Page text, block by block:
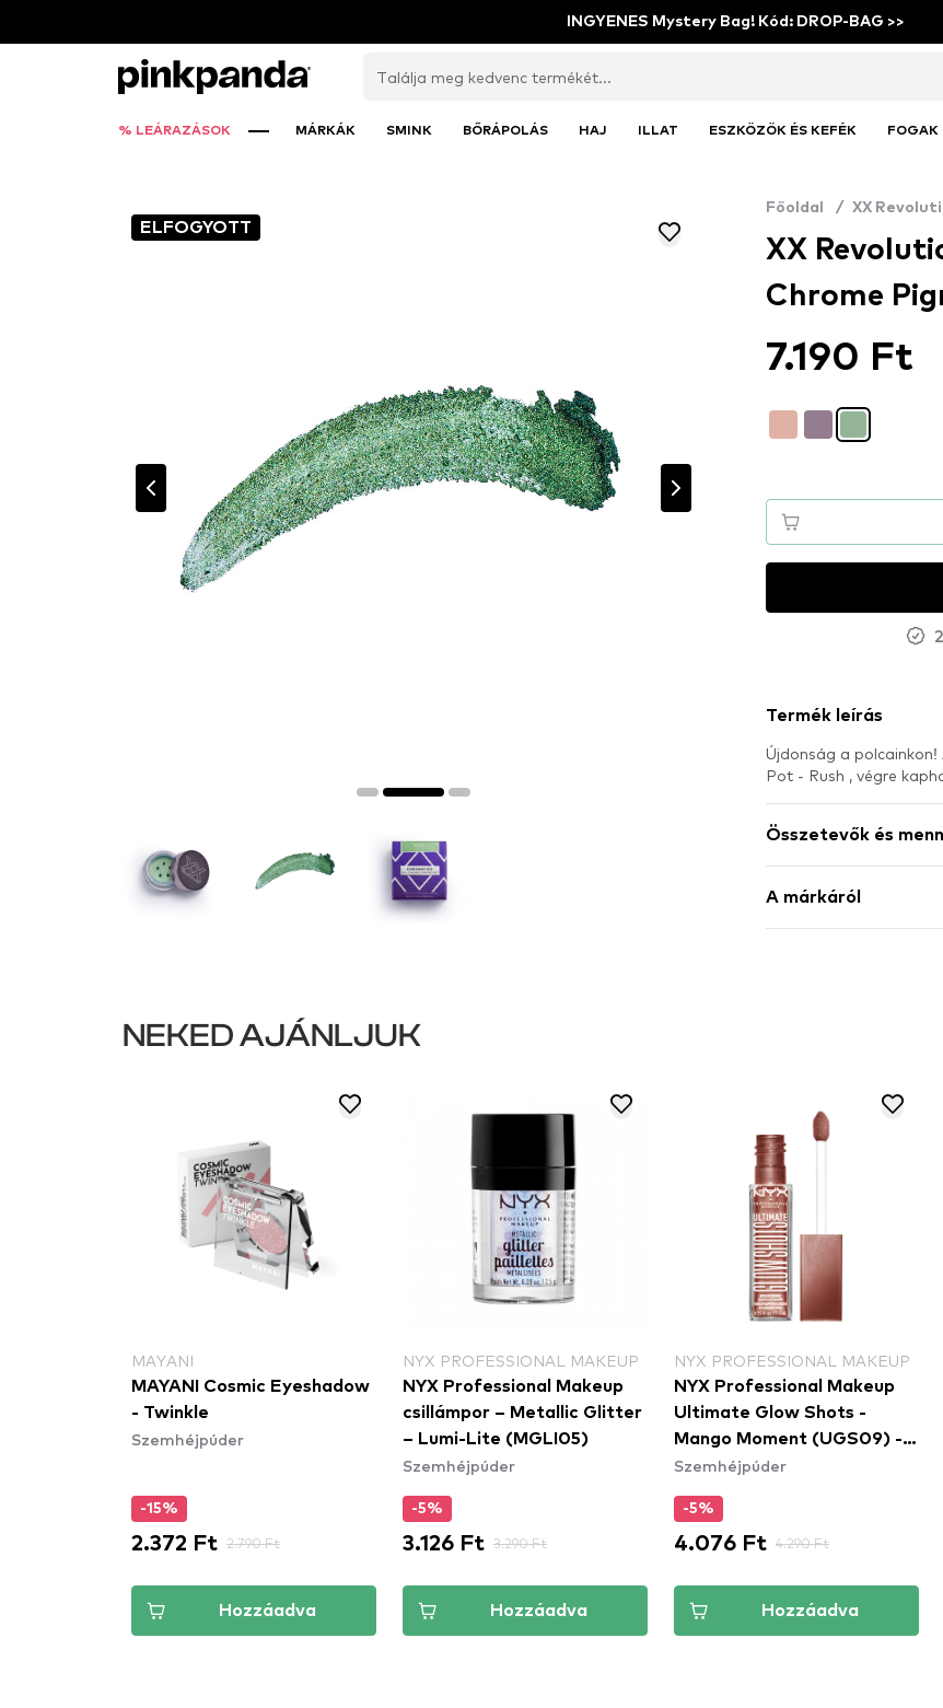
INGYENES Mystery Bag! Kód: DROP-BAG >>
% LEÁRAZÁSOK MÁRKÁK SMINK BŐRÁPOLÁS HAJ ILLAT ESZKÖZÖK ÉS KEFÉK FOGAK
ELFOGYOTT
Főoldal / XX
XX
Chrome
7.190 Ft
Termék leírás
Újdonság a
Pot - Rush , végre
Összetevők és
A márkáról
NEKED AJÁNLJUK
MAYANI
MAYANI Cosmic Eyeshadow
- Twinkle
Szemhéjpúder
-15%
2.372 Ft 2.790 Ft
Hozzáadva
NYX PROFESSIONAL MAKEUP
NYX Professional Makeup
csillámpor – Metallic Glitter
– Lumi-Lite (MGLI05)
Szemhéjpúder
-5%
3.126 Ft 3.290 Ft
Hozzáadva
NYX PROFESSIONAL MAKEUP
NYX Professional Makeup
Ultimate Glow Shots -
Mango Moment (UGS09) -
szemhéjfesték
Szemhéjpúder
-5%
4.076 Ft 4.290 Ft
Hozzáadva